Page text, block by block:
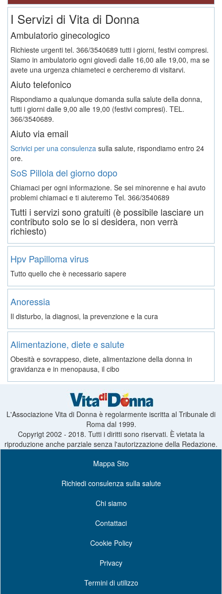
I Servizi di Vita di Donna
Ambulatorio ginecologico
Richieste urgenti tel. 366/3540689 tutti i giorni, festivi compresi.
Siamo in ambulatorio ogni giovedì dalle 16,00 alle 19,00, ma se
avete una urgenza chiameteci e cercheremo di visitarvi.
Aiuto telefonico
Rispondiamo a qualunque domanda sulla salute della donna,
tutti i giorni dalle 9,00 alle 19,00 (festivi compresi). TEL.
366/3540689.
Aiuto via email
Scrivici per una consulenza sulla salute, rispondiamo entro 24
ore.
SoS Pillola del giorno dopo
Chiamaci per ogni informazione. Se sei minorenne e hai avuto
problemi chiamaci e ti aiuteremo Tel. 366/3540689
Tutti i servizi sono gratuiti (è possibile lasciare un
contributo solo se lo si desidera, non verrà
richiesto)
Hpv Papilloma virus
Tutto quello che è necessario sapere
Anoressia
Il disturbo, la diagnosi, la prevenzione e la cura
Alimentazione, diete e salute
Obesità e sovrappeso, diete, alimentazione della donna in
gravidanza e in menopausa, il cibo
L'Associazione Vita di Donna è regolarmente iscritta al Tribunale di
Roma dal 1999.
Copyrigt 2002 - 2018. Tutti i diritti sono riservati. È vietata la
riproduzione anche parziale senza l'autorizzazione della Redazione.
Mappa Sito
Richiedi consulenza sulla salute
Chi siamo
Contattaci
Cookie Policy
Privacy
Termini di utilizzo